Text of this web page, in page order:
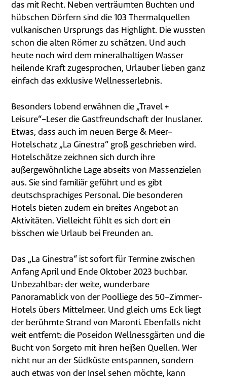
das mit Recht. Neben verträumten Buchten und
hübschen Dörfern sind die 103 Thermalquellen
vulkanischen Ursprungs das Highlight. Die wussten
schon die alten Römer zu schätzen. Und auch
heute noch wird dem mineralhaltigen Wasser
heilende Kraft zugesprochen, Urlauber lieben ganz
einfach das exklusive Wellnesserlebnis.
Besonders lobend erwähnen die „Travel +
Leisure“-Leser die Gastfreundschaft der Inuslaner.
Etwas, dass auch im neuen Berge & Meer-
Hotelschatz „La Ginestra“ groß geschrieben wird.
Hotelschätze zeichnen sich durch ihre
außergewöhnliche Lage abseits von Massenzielen
aus. Sie sind familiär geführt und es gibt
deutschsprachiges Personal. Die besonderen
Hotels bieten zudem ein breites Angebot an
Aktivitäten. Vielleicht fühlt es sich dort ein
bisschen wie Urlaub bei Freunden an.
Das „La Ginestra“ ist sofort für Termine zwischen
Anfang April und Ende Oktober 2023 buchbar.
Unbezahlbar: der weite, wunderbare
Panoramablick von der Poolliege des 50-Zimmer-
Hotels übers Mittelmeer. Und gleich ums Eck liegt
der berühmte Strand von Maronti. Ebenfalls nicht
weit entfernt: die Poseidon Wellnessgärten und die
Bucht von Sorgeto mit ihren heißen Quellen. Wer
nicht nur an der Südküste entspannen, sondern
auch etwas von der Insel sehen möchte, kann